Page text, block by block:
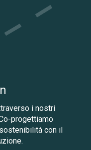
i nostri
progettiamo
con il